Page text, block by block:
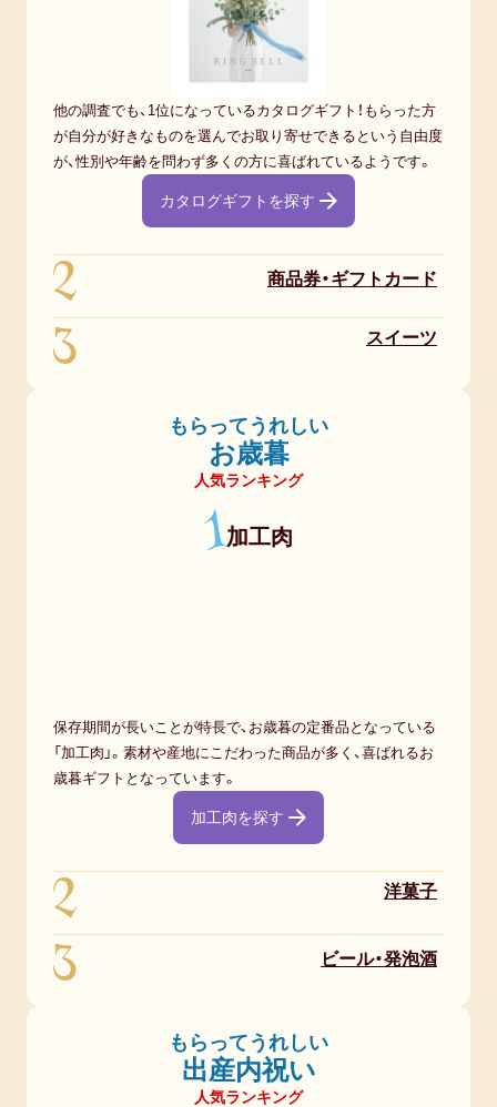
定番ギフト
おすすめ
おしゃれ
注目カテゴリ
出産内祝い 香典返し
他の調査でも、1位になっているカタログギフト！もらった方
が自分が好きなものを選んでお取り寄せできるという自由度
が、性別や年齢を問わず多くの方に喜ばれているようです。
カタログギフトを探す
2 商品券・ギフトカード
3 スイーツ
もらってうれしい
お歳暮
人気ランキング
1加工肉
保存期間が長いことが特長で、お歳暮の定番品となっている
「加工肉」。素材や産地にこだわった商品が多く、喜ばれるお
歳暮ギフトとなっています。
加工肉を探す
2 洋菓子
3 ビール・発泡酒
もらってうれしい
出産内祝い
人気ランキング